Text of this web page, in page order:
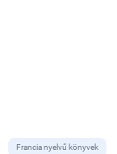
Francia nyelvű könyvek